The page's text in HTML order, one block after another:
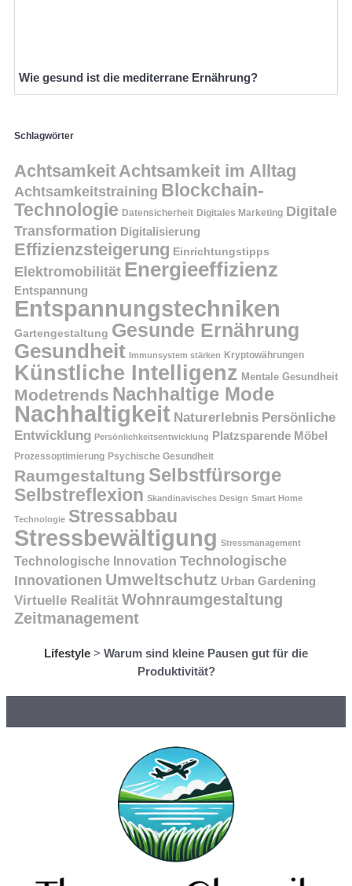
Wie gesund ist die mediterrane Ernährung?
Schlagwörter
Achtsamkeit Achtsamkeit im Alltag
Achtsamkeitstraining Blockchain-
Technologie Datensicherheit Digitales Marketing Digitale
Transformation Digitalisierung
Effizienzsteigerung Einrichtungstipps
Elektromobilität Energieeffizienz
Entspannung
Entspannungstechniken
Gartengestaltung Gesunde Ernährung
Gesundheit Immunsystem stärken Kryptowährungen
Künstliche Intelligenz Mentale Gesundheit
Modetrends Nachhaltige Mode
Nachhaltigkeit Naturerlebnis Persönliche
Entwicklung Persönlichkeitsentwicklung Platzsparende Möbel
Prozessoptimierung Psychische Gesundheit
Raumgestaltung Selbstfürsorge
Selbstreflexion Skandinavisches Design Smart Home
Technologie Stressabbau
Stressbewältigung Stressmanagement
Technologische Innovation Technologische
Innovationen Umweltschutz Urban Gardening
Virtuelle Realität Wohnraumgestaltung
Zeitmanagement
Lifestyle > Warum sind kleine Pausen gut für die
Produktivität?